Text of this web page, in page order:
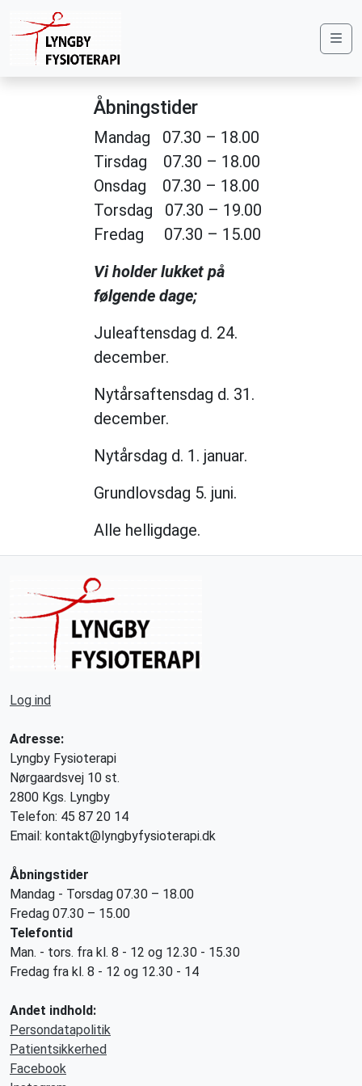
Åbningstider
Mandag 07.30 – 18.00
Tirsdag 07.30 – 18.00
Onsdag 07.30 – 18.00
Torsdag 07.30 – 19.00
Fredag 07.30 – 15.00
Vi holder lukket på
følgende dage;
Juleaftensdag d. 24.
december.
Nytårsaftensdag d. 31.
december.
Nytårsdag d. 1. januar.
Grundlovsdag 5. juni.
Alle helligdage.
Log ind
Adresse:
Lyngby Fysioterapi
Nørgaardsvej 10 st.
2800 Kgs. Lyngby
Telefon: 45 87 20 14
Email: kontakt@lyngbyfysioterapi.dk
Åbningstider
Mandag - Torsdag 07.30 – 18.00
Fredag 07.30 – 15.00
Telefontid
Man. - tors. fra kl. 8 - 12 og 12.30 - 15.30
Fredag fra kl. 8 - 12 og 12.30 - 14
Andet indhold:
Persondatapolitik
Patientsikkerhed
Facebook